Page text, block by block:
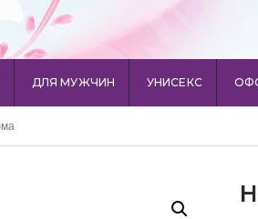
ДЛЯ МУЖЧИН УНИСЕКС